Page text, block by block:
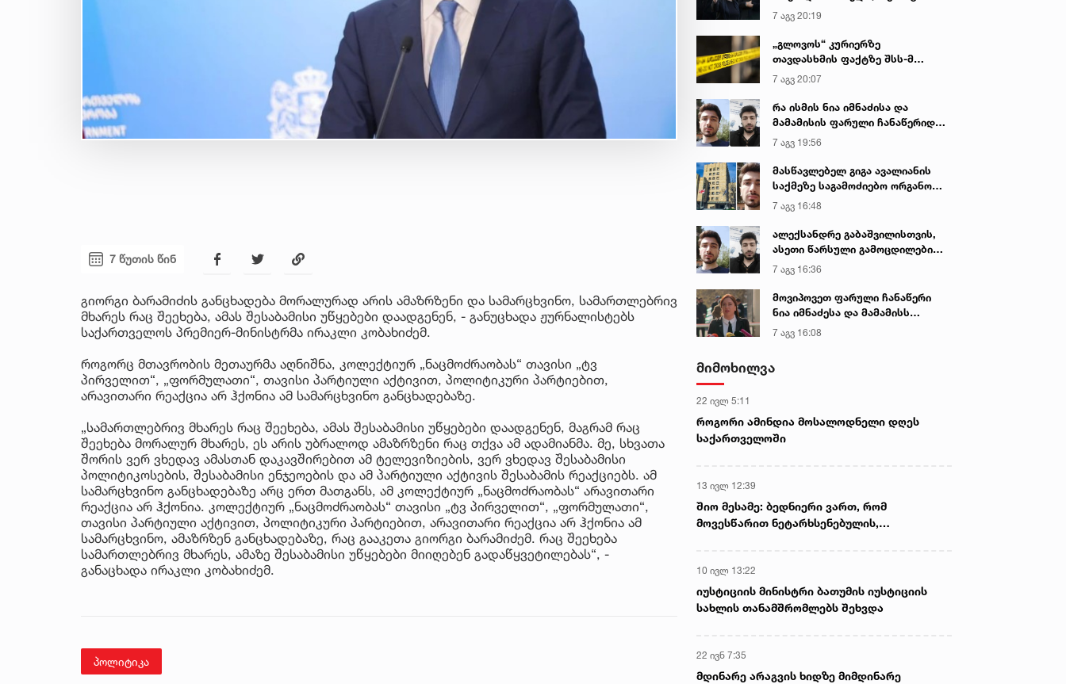
7 წუთის წინ
გიორგი ბარამიძის განცხადება მორალურად არის ამაზრზენი და სამარცხვინო, სამართლებრივ
მხარეს რაც შეეხება, ამას შესაბამისი უწყებები დაადგენენ, - განუცხადა ჟურნალისტებს
საქართველოს პრემიერ-მინისტრმა ირაკლი კობახიძემ.
როგორც მთავრობის მეთაურმა აღნიშნა, კოლექტიურ „ნაცმოძრაობას“ თავისი „ტვ
პირველით“, „ფორმულათი“, თავისი პარტიული აქტივით, პოლიტიკური პარტიებით,
არავითარი რეაქცია არ ჰქონია ამ სამარცხვინო განცხადებაზე.
„სამართლებრივ მხარეს რაც შეეხება, ამას შესაბამისი უწყებები დაადგენენ, მაგრამ რაც
შეეხება მორალურ მხარეს, ეს არის უბრალოდ ამაზრზენი რაც თქვა ამ ადამიანმა. მე, სხვათა
შორის ვერ ვხედავ ამასთან დაკავშირებით ამ ტელევიზიების, ვერ ვხედავ შესაბამისი
პოლიტიკოსების, შესაბამისი ენჯეოების და ამ პარტიული აქტივის შესაბამის რეაქციებს. ამ
სამარცხვინო განცხადებაზე არც ერთ მათგანს, ამ კოლექტიურ „ნაცმოძრაობას“ არავითარი
რეაქცია არ ჰქონია. კოლექტიურ „ნაცმოძრაობას“ თავისი „ტვ პირველით“, „ფორმულათი“,
თავისი პარტიული აქტივით, პოლიტიკური პარტიებით, არავითარი რეაქცია არ ჰქონია ამ
სამარცხვინო, ამაზრზენ განცხადებაზე, რაც გააკეთა გიორგი ბარამიძემ. რაც შეეხება
სამართლებრივ მხარეს, ამაზე შესაბამისი უწყებები მიიღებენ გადაწყვეტილებას“, -
განაცხადა ირაკლი კობახიძემ.
პოლიტიკა
იყო ნია იმნაძე წამქეზებელი...“ -
გიგა ავალიანის დედა
7 აგვ 20:19
„გლოვოს“ კურიერზე
თავდასხმის ფაქტზე შსს-მ
გამოძიება დაიწყო
7 აგვ 20:07
რა ისმის ნია იმნაძისა და
მამამისის ფარული ჩანაწერიდან
- გიგა ავალიანის მკვლელობის
საქმე
7 აგვ 19:56
მასწავლებელ გიგა ავალიანის
საქმეზე საგამოძიებო ორგანო
დაკავებულ არასრულწლოვნებს -
ნია იმნაძესა და ანასტასია
ბერუაშვილს 30 დღის
განმავლობაში ფარულად
7 აგვ 16:48
ალექსანდრე გაბაშვილისთვის,
ასეთი წარსული გამოცდილების
ადამიანისთვის ინფორმაციის
მიწოდება, რომ მასწავლებელი
სექსუალურად ავიწროებდა,
ფაქტობრივად, წაქეზება იყო -
7 აგვ 16:36
მოვიპოვეთ ფარული ჩანაწერი
ნია იმნაძესა და მამამისს
შორის, განიხილავდნენ, როგორ
ჩაიდინა გაბაშვილმა დანაშაული
არასწორად მოიქცა, თუმცა
ეპოქაში სხვანაირად ხდება -
პროკურორი
7 აგვ 16:08
მიმოხილვა
22 ივლ 5:11
როგორი ამინდია მოსალოდნელი დღეს
საქართველოში
13 ივლ 12:39
შიო მესამე: ბედნიერი ვართ, რომ
მოვესწარით ნეტარხსენებულის,
10 ივლ 13:22
იუსტიციის მინისტრი ბათუმის იუსტიციის
სახლის თანამშრომლებს შეხვდა
22 ივნ 7:35
მდინარე არაგვის ხიდზე მიმდინარე